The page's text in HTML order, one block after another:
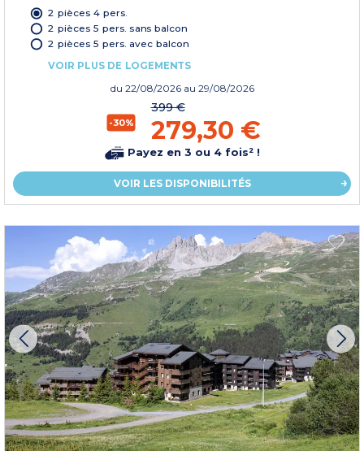
2 pièces 4 pers.
2 pièces 5 pers. sans balcon
2 pièces 5 pers. avec balcon
VOIR PLUS DE LOGEMENTS
du 22/08/2026 au 29/08/2026
-30%
399 €
279,30 €
Payez en 3 ou 4 fois² !
VOIR LES DISPONIBILITÉS